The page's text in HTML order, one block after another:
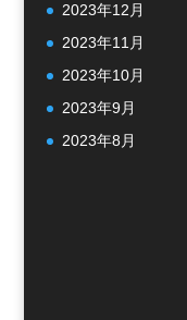
2023年12月
2023年11月
2023年10月
2023年9月
2023年8月